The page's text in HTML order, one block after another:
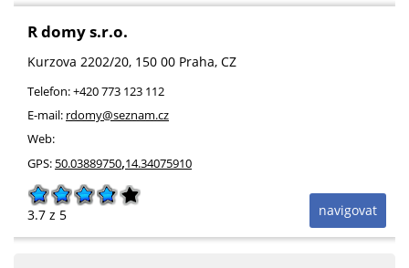
R domy s.r.o.
Kurzova 2202/20, 150 00 Praha, CZ
Telefon:+420 773 123 112
E-mail: rdomy@seznam.cz
Web:
GPS: 50.03889750,14.34075910
navigovat
3.7 z 5